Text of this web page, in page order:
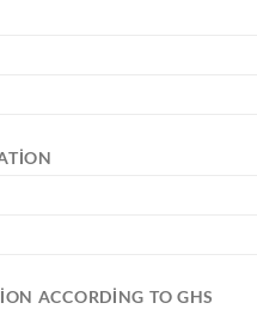
ACCORDING TO GHS